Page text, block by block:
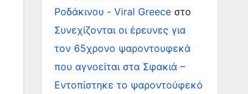
Ροδάκινου - Viral Greeceστο
Συνεχίζονται οι έρευνες για
τον 65χρονο ψαροντουφεκά
που αγνοείται στα Σφακιά –
Εντοπίστηκε το ψαροντούφεκό